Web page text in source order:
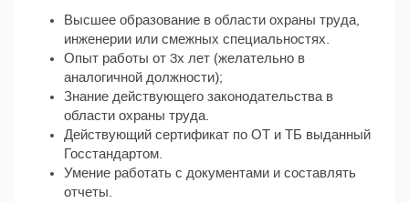
Высшее образование в области охраны труда,
инженерии или смежных специальностях.
Опыт работы от 3х лет (желательно в
аналогичной должности);
Знание действующего законодательства в
области охраны труда.
Действующий сертификат по ОТ и ТБ выданный
Госстандартом.
Умение работать с документами и составлять
отчеты.